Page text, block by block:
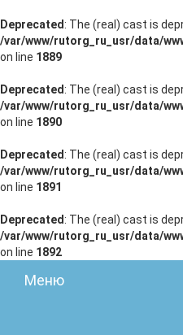
Deprecated : The (real) cast is
/var/www/rutorg_ru_usr/data/
on line 1889
Deprecated : The (real) cast is
/var/www/rutorg_ru_usr/data/
on line 1890
Deprecated : The (real) cast is
/var/www/rutorg_ru_usr/data/
on line 1891
Deprecated : The (real) cast is
/var/www/rutorg_ru_usr/data/
on line 1892
Меню